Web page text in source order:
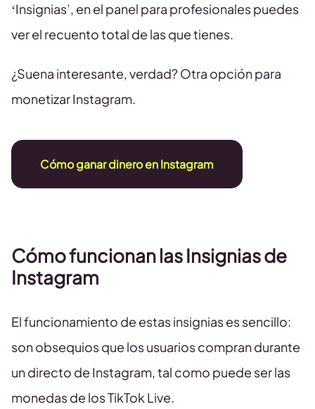
‘Insignias’, en el panel para profesionales puedes
ver el recuento total de las que tienes.
¿Suena interesante, verdad? Otra opción para
monetizar Instagram.
Cómo ganar dinero en Instagram
Cómo funcionan las Insignias de
Instagram
El funcionamiento de estas insignias es sencillo:
son obsequios que los usuarios compran durante
un directo de Instagram, tal como puede ser las
monedas de los TikTok Live.